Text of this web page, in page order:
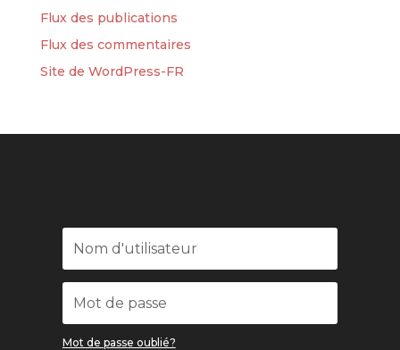
Flux des publications
Flux des commentaires
Site de WordPress-FR
Mot de passe oublié?